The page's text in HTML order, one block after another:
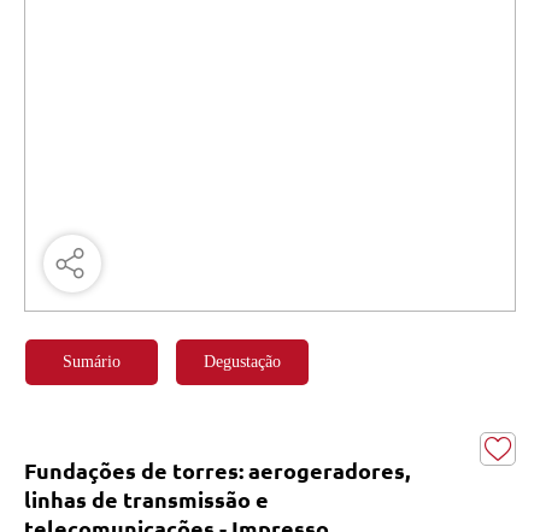
Sumário Degustação
Fundações de torres: aerogeradores,
linhas de transmissão e